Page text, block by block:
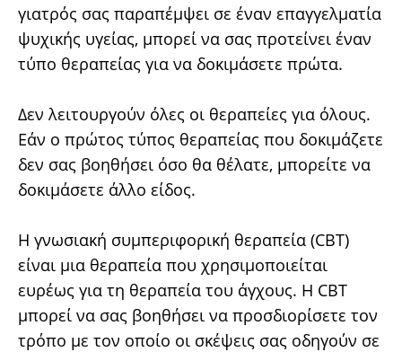
γιατρός σας παραπέμψει σε έναν επαγγελματία
ψυχικής υγείας, μπορεί να σας προτείνει έναν
τύπο θεραπείας για να δοκιμάσετε πρώτα.
Δεν λειτουργούν όλες οι θεραπείες για όλους.
Εάν ο πρώτος τύπος θεραπείας που δοκιμάζετε
δεν σας βοηθήσει όσο θα θέλατε, μπορείτε να
δοκιμάσετε άλλο είδος.
Η γνωσιακή συμπεριφορική θεραπεία (CBT)
είναι μια θεραπεία που χρησιμοποιείται
ευρέως για τη θεραπεία του άγχους. Η CBT
μπορεί να σας βοηθήσει να προσδιορίσετε τον
τρόπο με τον οποίο οι σκέψεις σας οδηγούν σε